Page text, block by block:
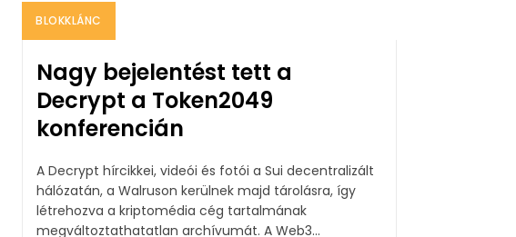
BLOKKLÁNC
Nagy bejelentést tett a
Decrypt a Token2049
konferencián
A Decrypt hírcikkei, videói és fotói a Sui decentralizált
hálózatán, a Walruson kerülnek majd tárolásra, így
létrehozva a kriptomédia cég tartalmának
megváltoztathatatlan archívumát. A Web3...